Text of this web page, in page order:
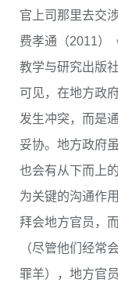
官上司那里去交
费孝通（2011
教学与研究出版
可见，在地方政
发生冲突，而是
妥协。地方政府
也会有从下而上
为关键的沟通作
拜会地方官员，
（尽管他们经常
罪羊），地方官